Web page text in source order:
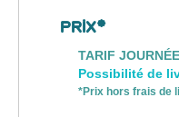
PRIX*
TARIF
Possibilité de
*Prix hors frais de